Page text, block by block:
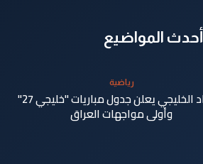
أحدث المواضيع
رياضية
الاتحاد الخليجي يعلن جدول مباريات "خليجي 27"
وأولى مواجهات العراق